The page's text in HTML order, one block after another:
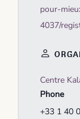
pour-
4037/
Centre
Phone
+33 1 40